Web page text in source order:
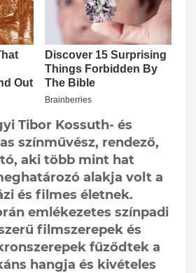
Tibor Kossuth- és
színművész, rendező,
aki több mint hat
alakja volt a
és filmes életnek.
emlékezetes színpadi
filmszerepek és
fűződtek a
hangja és kivételes